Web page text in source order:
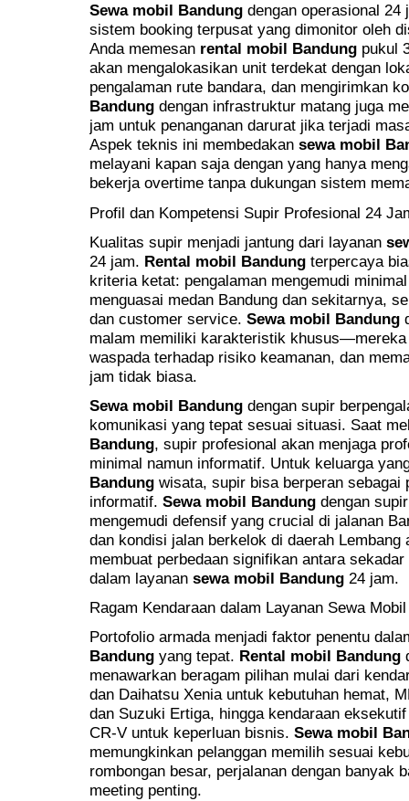
Sewa mobil Bandung dengan operasional 24
sistem booking terpusat yang dimonitor oleh
Anda memesan rental mobil Bandung pukul
akan mengalokasikan unit terdekat dengan
pengalaman rute bandara, dan mengirimkan
Bandung dengan infrastruktur matang juga
jam untuk penanganan darurat jika terjadi
Aspek teknis ini membedakan sewa mobil
melayani kapan saja dengan yang hanya
bekerja overtime tanpa dukungan sistem
Profil dan Kompetensi Supir Profesional 24
Kualitas supir menjadi jantung dari layanan
24 jam. Rental mobil Bandung terpercaya
kriteria ketat: pengalaman mengemudi
menguasai medan Bandung dan sekitarnya,
dan customer service. Sewa mobil Bandung
malam memiliki karakteristik
waspada terhadap risiko keamanan, dan
jam tidak biasa.
Sewa mobil Bandung dengan supir
komunikasi yang tepat sesuai situasi. Saat
Bandung, supir profesional akan menjaga
minimal namun informatif. Untuk keluarga
Bandung wisata, supir bisa berperan sebagai
informatif. Sewa mobil Bandung dengan
mengemudi defensif yang crucial di jalanan
dan kondisi jalan berkelok di daerah
membuat perbedaan signifikan antara
dalam layanan sewa mobil Bandung 24 jam.
Ragam Kendaraan dalam Layanan Sewa
Portofolio armada menjadi faktor penentu
Bandung yang tepat. Rental mobil Bandung
menawarkan beragam pilihan mulai dari
dan Daihatsu Xenia untuk kebutuhan hemat,
dan Suzuki Ertiga, hingga kendaraan
CR-V untuk keperluan bisnis. Sewa mobil
memungkinkan pelanggan memilih sesuai
rombongan besar, perjalanan dengan banyak
meeting penting.